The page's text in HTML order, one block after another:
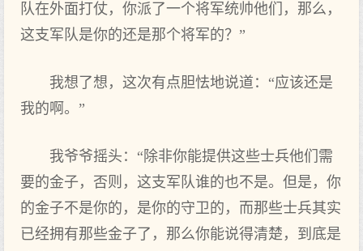
队在外面打仗，你派了一个将军统帅他们，那么，
这支军队是你的还是那个将军的？”
我想了想，这次有点胆怯地说道：“应该还是
我的啊。”
我爷爷摇头：“除非你能提供这些士兵他们需
要的金子，否则，这支军队谁的也不是。但是，你
的金子不是你的，是你的守卫的，而那些士兵其实
已经拥有那些金子了，那么你能说得清楚，到底是